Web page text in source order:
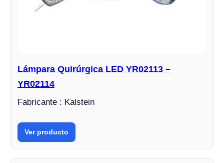
Lámpara Quirúrgica LED YR02113 –
YR02114
Fabricante : Kalstein
Ver producto